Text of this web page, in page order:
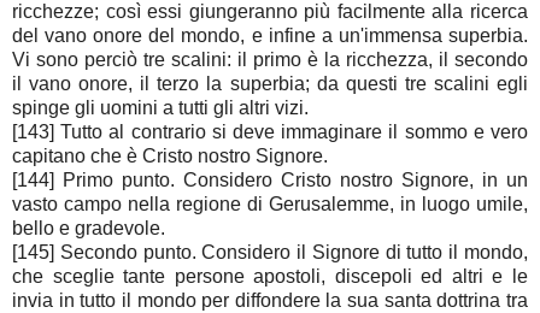
ricchezze; così essi giungeranno più facilmente alla ricerca
del vano onore del mondo, e infine a un'immensa superbia.
Vi sono perciò tre scalini: il primo è la ricchezza, il secondo
il vano onore, il terzo la superbia; da questi tre scalini egli
spinge gli uomini a tutti gli altri vizi.
[143] Tutto al contrario si deve immaginare il sommo e vero
capitano che è Cristo nostro Signore.
[144] Primo punto. Considero Cristo nostro Signore, in un
vasto campo nella regione di Gerusalemme, in luogo umile,
bello e gradevole.
[145] Secondo punto. Considero il Signore di tutto il mondo,
che sceglie tante persone apostoli, discepoli ed altri e le
invia in tutto il mondo per diffondere la sua santa dottrina tra